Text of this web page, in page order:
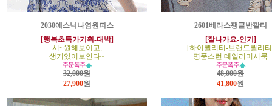
2030에스닉나염원피스
[행복초특가기획-대박]
시~원해보이고,
생기있어보인다~
32,000원
27,900원
2601베라스팽글반팔티
[잘나가요-인기]
[하이퀄리티-브랜드퀄리
명품스런 데일리미시룩
48,000원
41,800원